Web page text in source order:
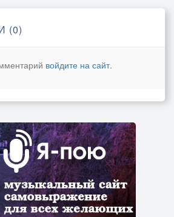
(0)
войдите на сайт.